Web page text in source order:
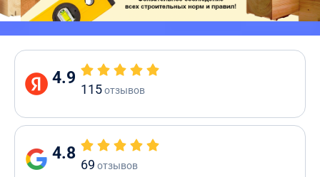
4.9
115отзывов
4.8
69 отзывов